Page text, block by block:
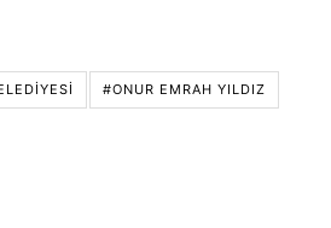
#ONUR EMRAH YILDIZ